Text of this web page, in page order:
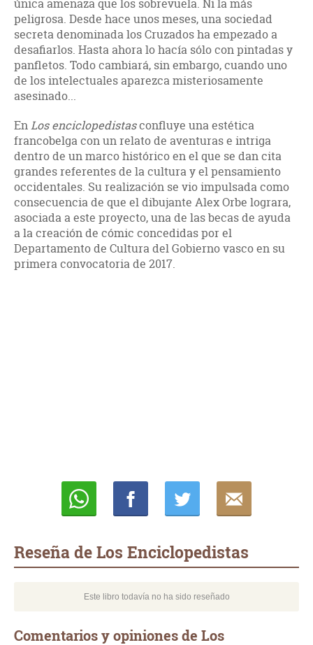
única amenaza que los sobrevuela. Ni la más
peligrosa. Desde hace unos meses, una sociedad
secreta denominada los Cruzados ha empezado a
desafiarlos. Hasta ahora lo hacía sólo con pintadas y
panfletos. Todo cambiará, sin embargo, cuando uno
de los intelectuales aparezca misteriosamente
asesinado...
EnLos enciclopedistasconfluye una estética
francobelga con un relato de aventuras e intriga
dentro de un marco histórico en el que se dan cita
grandes referentes de la cultura y el pensamiento
occidentales. Su realización se vio impulsada como
consecuencia de que el dibujante Alex Orbe lograra,
asociada a este proyecto, una de las becas de ayuda
a la creación de cómic concedidas por el
Departamento de Cultura del Gobierno vasco en su
primera convocatoria de 2017.
Reseña de Los Enciclopedistas
Este libro todavía no ha sido reseñado
Comentarios y opiniones de Los